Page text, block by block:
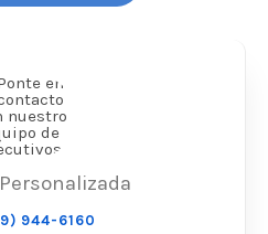
944-6160